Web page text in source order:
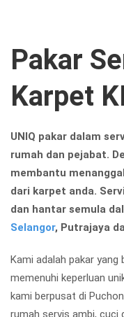
Pakar
Karpet
UNIQ pakar dalam
rumah dan pejabat.
membantu
dari karpet anda.
dan hantar semula
Selangor, Putrajaya
Kami adalah pakar yang
memenuhi keperluan
kami berpusat di
rumah servis ambi, cuci